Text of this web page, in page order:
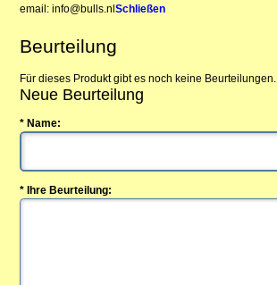
email: info@bulls.nlSchließen
Beurteilung
Für dieses Produkt gibt es noch keine Beurteilungen.
Neue Beurteilung
* Name:
* Ihre Beurteilung: